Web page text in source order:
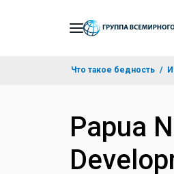
Что такое бедность
Papua